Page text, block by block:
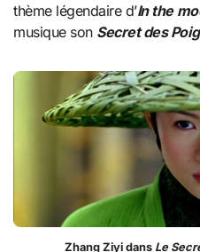
thème légendaire d’In the
musique son Secret des
Zhang Ziyi dansLe